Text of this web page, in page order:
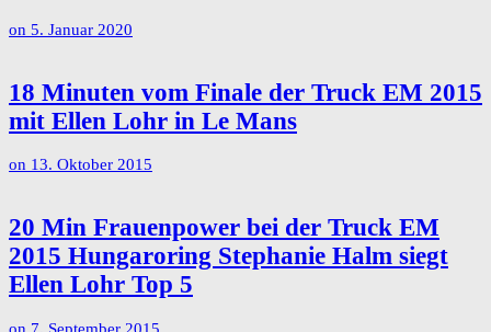
on 5. Januar 2020
18 Minuten vom Finale der Truck EM 2015
mit Ellen Lohr in Le Mans
on 13. Oktober 2015
20 Min Frauenpower bei der Truck EM
2015 Hungaroring Stephanie Halm siegt
Ellen Lohr Top 5